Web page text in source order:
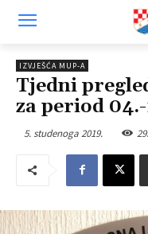
IZVJEŠĆA MUP-A
Tjedni
za period 04.-
5. studenoga 2019.